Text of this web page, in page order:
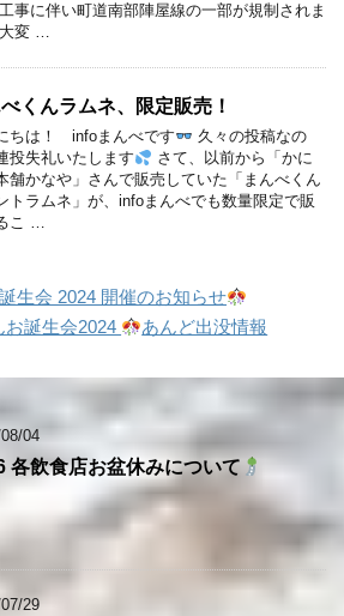
事に伴い町道南部陣屋線の一部が規制されま
変 …
くんラムネ、限定販売！
ちは！ infoまんべです
久々の投稿なの
投失礼いたします
さて、以前から「かに
舗かなや」さんで販売していた「まんべくん
トラムネ」が、infoまんべでも数量限定で販
こ …
生会 2024 開催のお知らせ
お誕生会2024 あんど出没情報
04
各飲食店お盆休みについて
29